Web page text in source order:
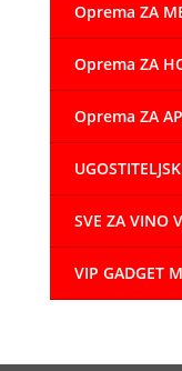
Oprema ZA
Oprema ZA
Oprema ZA
SVE ZA
VIP GADGET